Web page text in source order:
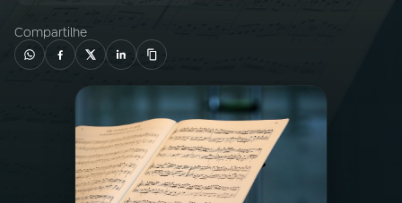
PROGRAMAS
PODCASTS
Compartilhe